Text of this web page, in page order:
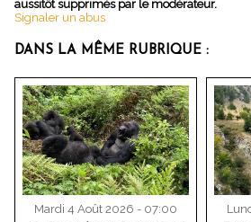
aussitôt supprimés par le modérateur.
Signaler un abus
DANS LA MÊME RUBRIQUE :
Mardi 4 Août 2026 - 07:00